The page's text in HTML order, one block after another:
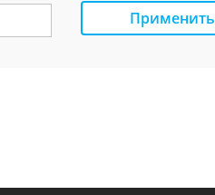
Применить